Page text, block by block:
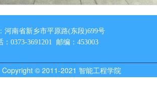
河南省新乡市平原路(东段)699号
：0373-3691201 邮编：453003
Copyright © 2011-2021 智能工程学院